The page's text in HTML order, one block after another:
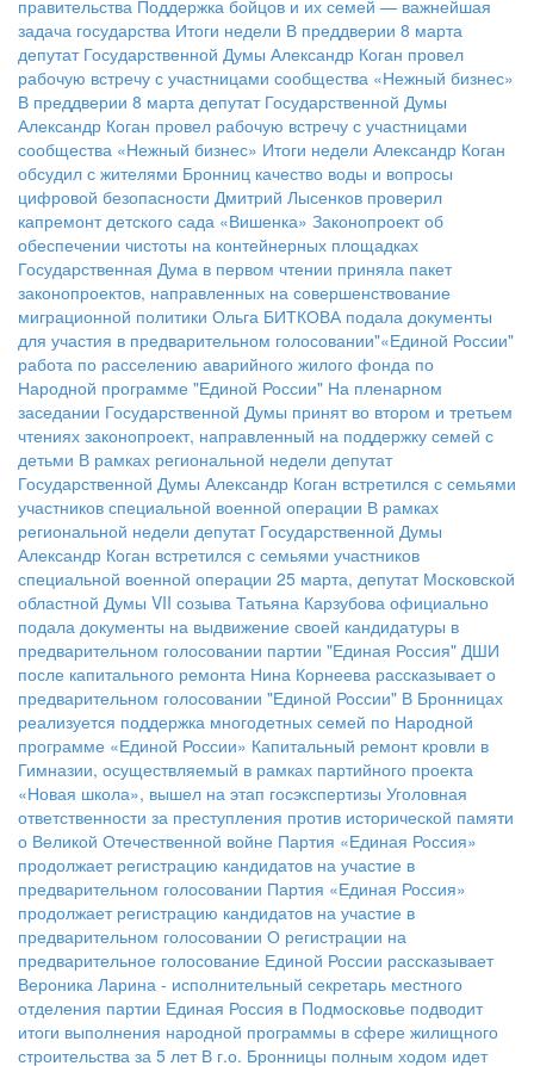
правительства Поддержка бойцов и их семей — важнейшая
задача государства Итоги недели В преддверии 8 марта
депутат Государственной Думы Александр Коган провел
рабочую встречу с участницами сообщества «Нежный бизнес»
В преддверии 8 марта депутат Государственной Думы
Александр Коган провел рабочую встречу с участницами
сообщества «Нежный бизнес» Итоги недели Александр Коган
обсудил с жителями Бронниц качество воды и вопросы
цифровой безопасности Дмитрий Лысенков проверил
капремонт детского сада «Вишенка» Законопроект об
обеспечении чистоты на контейнерных площадках
Государственная Дума в первом чтении приняла пакет
законопроектов, направленных на совершенствование
миграционной политики Ольга БИТКОВА подала документы
для участия в предварительном голосовании"«Единой России"
работа по расселению аварийного жилого фонда по
Народной программе "Единой России" На пленарном
заседании Государственной Думы принят во втором и третьем
чтениях законопроект, направленный на поддержку семей с
детьми В рамках региональной недели депутат
Государственной Думы Александр Коган встретился с семьями
участников специальной военной операции В рамках
региональной недели депутат Государственной Думы
Александр Коган встретился с семьями участников
специальной военной операции 25 марта, депутат Московской
областной Думы VII созыва Татьяна Карзубова официально
подала документы на выдвижение своей кандидатуры в
предварительном голосовании партии "Единая Россия" ДШИ
после капитального ремонта Нина Корнеева рассказывает о
предварительном голосовании "Единой России" В Бронницах
реализуется поддержка многодетных семей по Народной
программе «Единой России» Капитальный ремонт кровли в
Гимназии, осуществляемый в рамках партийного проекта
«Новая школа», вышел на этап госэкспертизы Уголовная
ответственности за преступления против исторической памяти
о Великой Отечественной войне Партия «Единая Россия»
продолжает регистрацию кандидатов на участие в
предварительном голосовании Партия «Единая Россия»
продолжает регистрацию кандидатов на участие в
предварительном голосовании О регистрации на
предварительное голосование Единой России рассказывает
Вероника Ларина - исполнительный секретарь местного
отделения партии Единая Россия в Подмосковье подводит
итоги выполнения народной программы в сфере жилищного
строительства за 5 лет В г.о. Бронницы полным ходом идет